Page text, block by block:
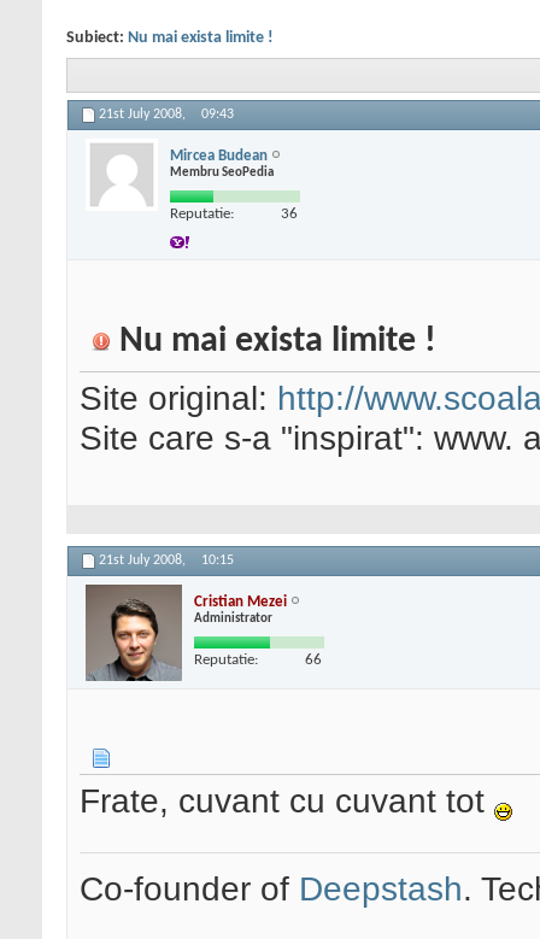
Subiect: Nu mai exista limite !
21st July 2008, 09:43
Mircea Budean
Membru SeoPedia
Reputatie: 36
Nu mai exista limite !
Site original: http://
Site care s-a "inspirat": www.
21st July 2008, 10:15
Cristian Mezei
Administrator
Reputatie: 66
Frate, cuvant cu cuvant tot
Co-founder of Deepstash.